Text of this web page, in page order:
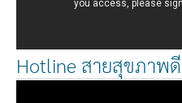
Hotline สายสุขภาพดี